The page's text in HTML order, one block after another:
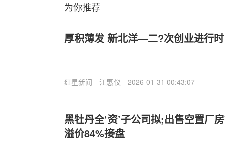
为你推荐
厚积薄发 新北洋—二?次创业进行时
红星新闻 江惠仪 2026-01-31 00:43:07
黑牡丹全‘资’子公司拟;出售空置厂
溢价84%接盘